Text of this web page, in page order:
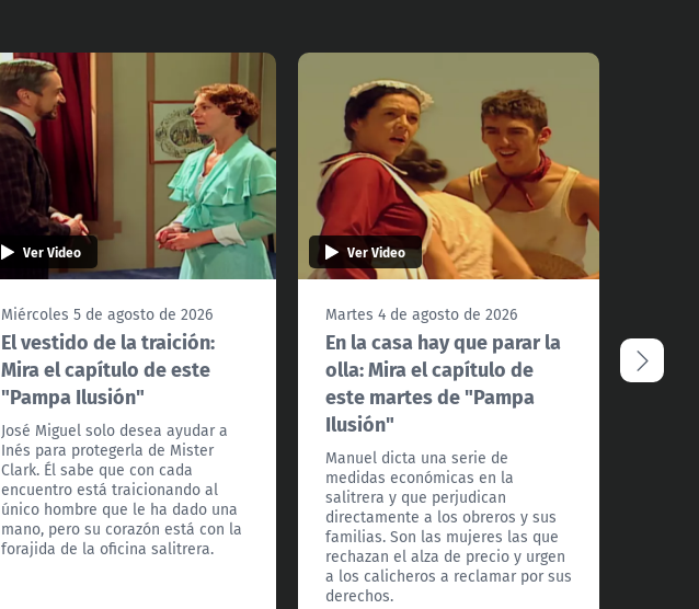
Ver Video
Miércoles 5 de agosto de 2026
El vestido de la traición:
Mira el capítulo de este
"Pampa Ilusión"
José Miguel solo desea ayudar a
Inés para protegerla de Mister
Clark. Él sabe que con cada
encuentro está traicionando al
único hombre que le ha dado una
mano, pero su corazón está con la
forajida de la oficina salitrera.
Ver Video
Martes 4 de agosto de 2026
En la casa hay que parar la
olla: Mira el capítulo de
este martes de "Pampa
Ilusión"
Manuel dicta una serie de
medidas económicas en la
salitrera y que perjudican
directamente a los obreros y sus
familias. Son las mujeres las que
rechazan el alza de precio y urgen
a los calicheros a reclamar por sus
derechos.
Un
el